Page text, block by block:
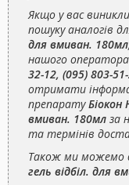
Якщо у вас
пошуку аналогів
для вмиван. 180мл
нашого
32-12, (095) 803-
отримати
препаратуБіокон
вмиван. 180мл за
та термінів
Також ми можемо
гель відбіл. для